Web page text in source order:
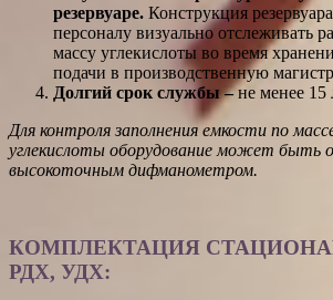
резервуаре. Конструкция
персоналу визуально отслеживать
массу углекислоты во время
подачи в производственную
Долгий срок службы –не менее 15
Для контроля заполнения емкости по
углекислоты оборудование может быть
высокоточным дифманометром.
КОМПЛЕКТАЦИЯ
РДХ, УДХ: